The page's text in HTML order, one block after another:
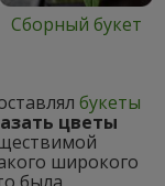
Сборный букет
букеты
цветы
широкого